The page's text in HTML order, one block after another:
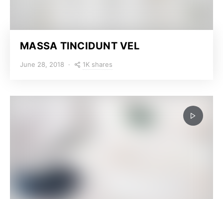
MASSA TINCIDUNT VEL
June 28, 2018 1K shares